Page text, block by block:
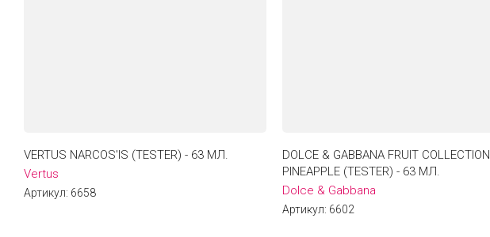
VERTUS NARCOS'IS (TESTER) - 63 МЛ.
Vertus
Артикул: 6658
DOLCE & GABBANA FRUIT COLLECTION
PINEAPPLE (TESTER) - 63 МЛ.
Dolce & Gabbana
Артикул: 6602